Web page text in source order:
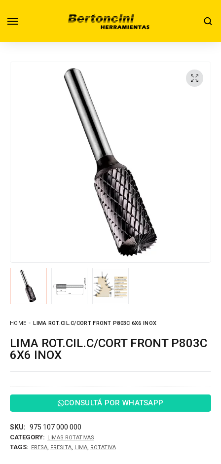
HOME LIMA ROT.CIL.C/CORT FRONT P803C 6X6 INOX
LIMA ROT.CIL.C/CORT FRONT P803C
6X6 INOX
CONSULTÁ POR WHATSAPP
SKU: 975 107 000 000
CATEGORY: LIMAS ROTATIVAS
TAGS: FRESA FRESITA LIMA ROTATIVA